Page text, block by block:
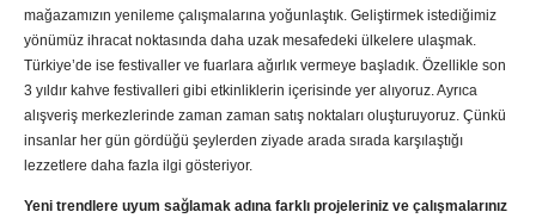
mağazamızın yenileme çalışmalarına yoğunlaştık. Geliştirmek istediğimiz
yönümüz ihracat noktasında daha uzak mesafedeki ülkelere ulaşmak.
Türkiye’de ise festivaller ve fuarlara ağırlık vermeye başladık. Özellikle son
3 yıldır kahve festivalleri gibi etkinliklerin içerisinde yer alıyoruz. Ayrıca
alışveriş merkezlerinde zaman zaman satış noktaları oluşturuyoruz. Çünkü
insanlar her gün gördüğü şeylerden ziyade arada sırada karşılaştığı
lezzetlere daha fazla ilgi gösteriyor.
Yeni trendlere uyum sağlamak adına farklı projeleriniz ve çalışmalarınız